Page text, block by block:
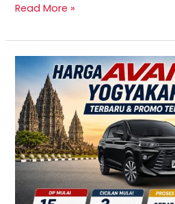
Read More »
TERBARU!
Harga
Toyota
Avanza
Yogyakarta
–
Promo
DP